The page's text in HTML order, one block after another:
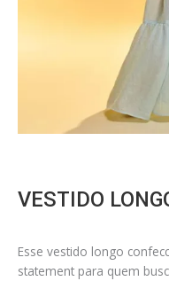
VESTIDO
Esse vestido longo
statement para quem